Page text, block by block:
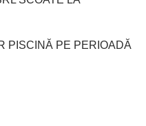
PISCINĂ PE PERIOADĂ